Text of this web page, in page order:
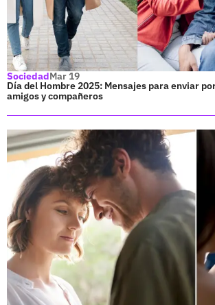
SociedadMar 19
Día del Hombre 2025: Mensajes para enviar
amigos y compañeros